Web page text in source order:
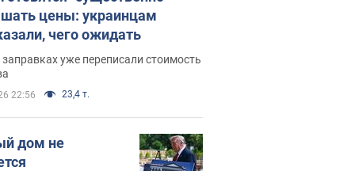
цены: украинцам
чего ожидать
уже переписали стоимость
22:56 23,4 т.
дом не